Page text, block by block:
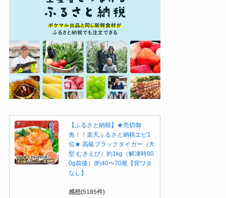
【ふるさと納税】★売切御
免！！楽天ふるさと納税エビ1
位★ 高級ブラックタイガー（大
型 むきえび）約1kg（解凍時80
0g前後）/約40〜70尾【背ワタ
なし】
感想(5185件)